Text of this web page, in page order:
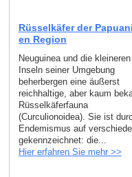
Rüsselkäfer der
en Region
Neuguinea und die kleineren
Inseln seiner Umgebung
beherbergen eine äußerst
reichhaltige, aber kaum
Rüsselkäferfauna
(Curculionoidea). Sie ist
Endemismus auf
gekennzeichnet: die...
Hier erfahren Sie mehr >>